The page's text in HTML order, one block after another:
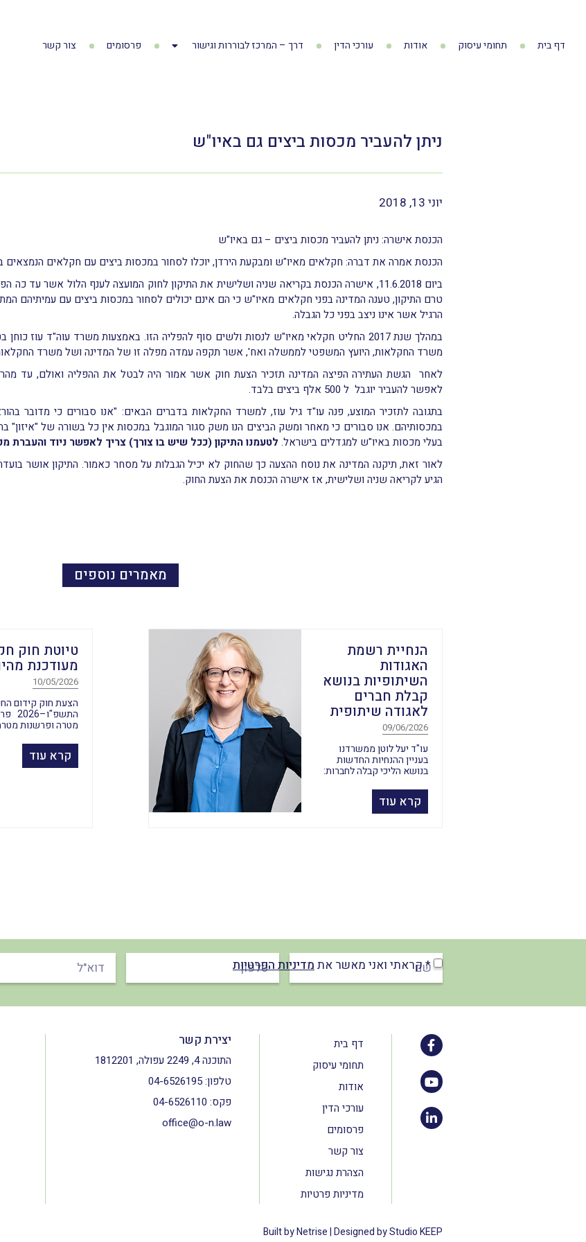
דף בית תחומי עיסוק אודות עורכי הדין דרך – המרכז לבוררות וגישור פרסומים צור קשר
ניתן להעביר מכסות ביצים גם באיו"ש
יוני 13, 2018
הכנסת אישרה: ניתן להעביר מכסות ביצים – גם באיו"ש
הכנסת אמרה את דברה: חקלאים מאיו"ש ומבקעת הירדן, יוכלו לסחור במכסות ביצים עם חקלאים הנמצאים
ביום 11.6.2018, אישרה הכנסת בקריאה שניה ושלישית את התיקון לחוק המועצה לענף הלול אשר
טרם התיקון, טענה המדינה בפני חקלאים מאיו"ש כי הם אינם יכולים לסחור במכסות ביצים עם עמיתיהם
הרגיל אשר אינו ניצב בפני כל הגבלה.
במהלך שנת 2017 החליט חקלאי מאיו"ש לנסות ולשים סוף להפליה הזו. באמצעות משרד עוה"ד עוז
משרד החקלאות, היועץ המשפטי לממשלה ואח', אשר תקפה עמדה מפלה זו של המדינה ושל משרד
לאחר הגשת העתירה הפיצה המדינה תזכיר הצעת חוק אשר אמור היה לבטל את ההפליה ואולם, עד
לאפשר להעביר יוגבל ל 500 אלף ביצים בלבד.
בתגובה לתזכיר המוצע, פנה עו"ד גיל עוז, למשרד החקלאות בדברים הבאים: "אנו סבורים כי מדובר
במכסותיהם. אנו סבורים כי מאחר ומשק הביצים הנו משק סגור המוגבל במכסות אין כל בשורה של "איזון"
בעלי מכסות באיו"ש למגדלים בישראל. לטעמנו התיקון (ככל שיש בו צורך) צריך לאפשר ניוד והעברת
הגיע לקריאה שניה ושלישית, אז אישרה הכנסת את הצעת החוק.
מאמרים נוספים
הנחיית רשמת
האגודות
השיתופיות בנושא
קבלת חברים
לאגודה שיתופית
09/06/2026
עו"ד יעל לוטן ממשרדנו
בעניין ההנחיות החדשות
בנושא הליכי קבלה לחברות:
קרא עוד
טיוטת חוק
מעודכנת
10/05/2026
הצעת חוק קידום
מטרה ופרשנות
קרא עוד
* קראתי ואני מאשר את מדיניות הפרטיות
דף בית
תחומי עיסוק
אודות
עורכי הדין
פרסומים
צור קשר
הצהרת נגישות
מדיניות פרטיות
יצירת קשר
התוכנה 4, 2249 עפולה, 1812201
טלפון:04-6526195
פקס: 04-6526110
office@o-n.law
Built by Netrise|Designed by Studio KEEP